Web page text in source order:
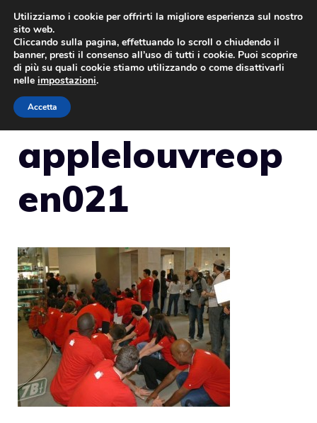
Vai
contenuto
applelouvreop
en021
Utilizziamo i cookie per offrirti la migliore esperienza sul nostro
sito web.
Cliccando sulla pagina, effettuando lo scroll o chiudendo il
banner, presti il consenso all’uso di tutti i cookie. Puoi scoprire
di più su quali cookie stiamo utilizzando o come disattivarli
nelle impostazioni.
Accetta